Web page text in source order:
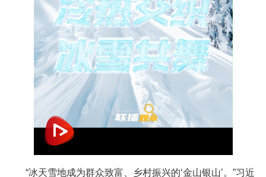
“冰天雪地成为群众致富、乡村振兴的‘金山银山’。”习近